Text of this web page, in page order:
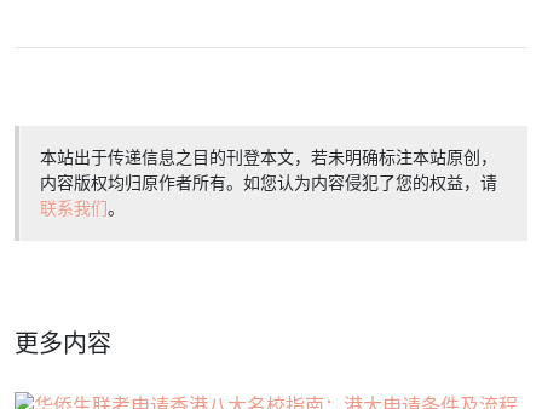
本站出于传递信息之目的刊登本文，若未明确标注本站原创，
内容版权均归原作者所有。如您认为内容侵犯了您的权益，请
联系我们。
更多内容